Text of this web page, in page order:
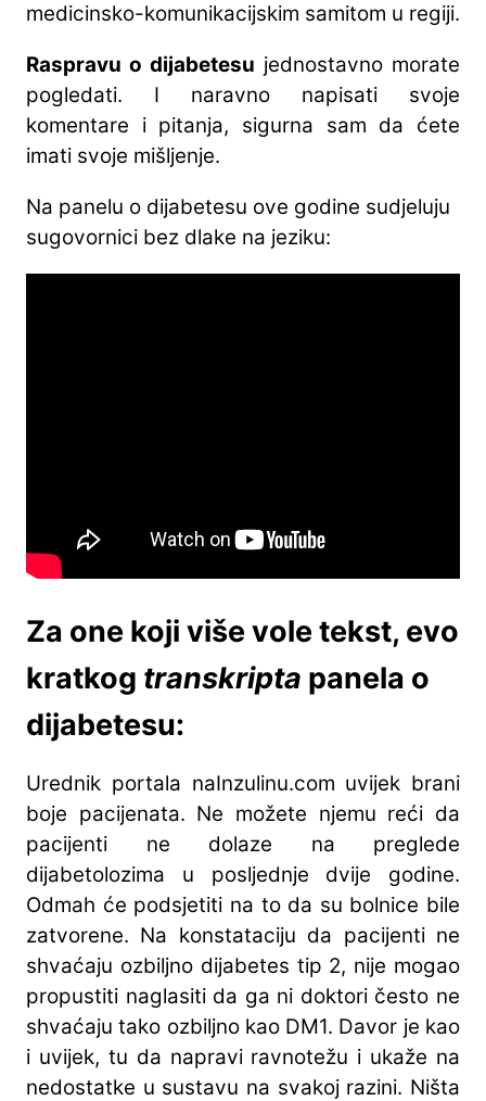
medicinsko-komunikacijskim samitom u regiji.
Raspravu o dijabetesu jednostavno morate
pogledati. I naravno napisati svoje
komentare i pitanja, sigurna sam da ćete
imati svoje mišljenje.
Na panelu o dijabetesu ove godine sudjeluju
sugovornici bez dlake na jeziku:
Za one koji više vole tekst, evo
kratkog transkripta panela o
dijabetesu:
Urednik portala naInzulinu.com uvijek brani
boje pacijenata. Ne možete njemu reći da
pacijenti ne dolaze na preglede
dijabetolozima u posljednje dvije godine.
Odmah će podsjetiti na to da su bolnice bile
zatvorene. Na konstataciju da pacijenti ne
shvaćaju ozbiljno dijabetes tip 2, nije mogao
propustiti naglasiti da ga ni doktori često ne
shvaćaju tako ozbiljno kao DM1. Davor je kao
i uvijek, tu da napravi ravnotežu i ukaže na
nedostatke u sustavu na svakoj razini. Ništa